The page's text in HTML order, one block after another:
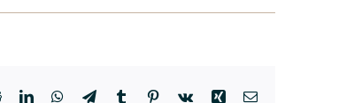
RedditLinkedInWhatsApp
TelegramTumblr Pinterest
Vk Xing Correo